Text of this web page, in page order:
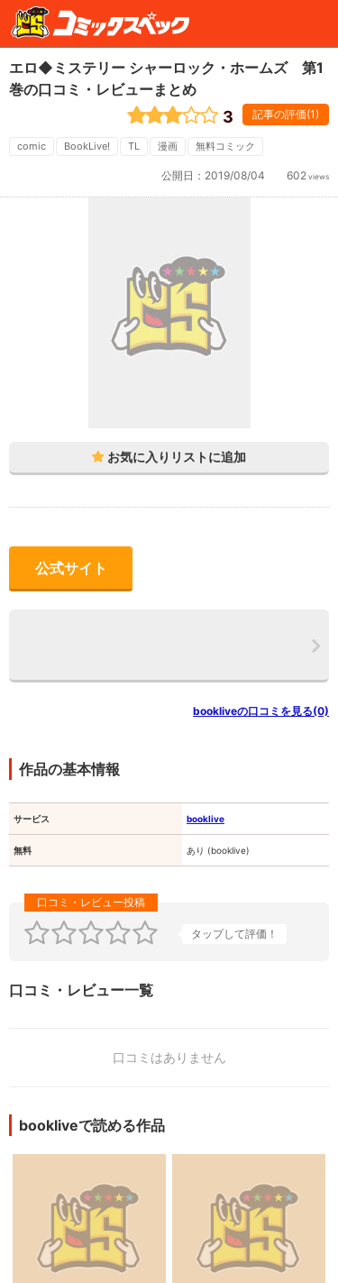
エロ◆ミステリー シャーロック・ホームズ 第1
巻の口コミ・レビューまとめ
3 記事の評価(1)
comic BookLive! TL 漫画 無料コミック
公開日： 2019/08/04 602 views
公式サイト
bookliveの口コミを見る(0)
作品の基本情報
サービス booklive
無料 あり (booklive)
タップして評価！
口コミ・レビュー一覧
口コミはありません
bookliveで読める作品